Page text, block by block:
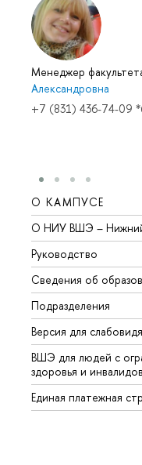
Менеджер
Александровна
+7 (831) 436-74-09
О КАМПУСЕ
О НИУ ВШЭ –
Руководство
Сведения об
Подразделения
Версия для
ВШЭ для людей с
здоровья и инвалидов
Единая платежная